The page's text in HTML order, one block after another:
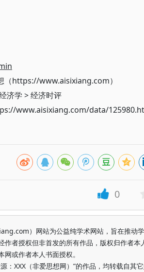
（https://www.aisixiang.com）
济学 >经济时评
www.aisixiang.com/data/
0
）网站为公益纯学术网站，旨在推动学
作者授权但非首发的所有作品，版权归作者
网或作者本人书面授权。
：XXX（非爱思想网）”的作品，均转载自